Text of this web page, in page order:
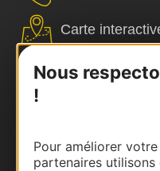
Nous
!
Pour améliorer
partenaires
Carte
Documentation